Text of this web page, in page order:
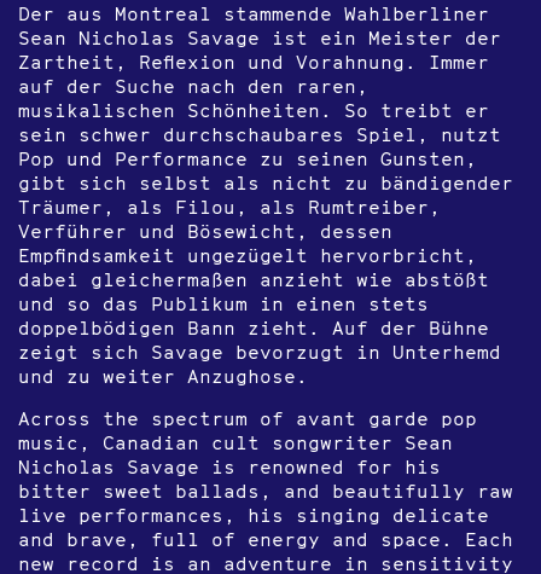
Der aus Montreal stammende Wahlberliner
Sean Nicholas Savage ist ein Meister der
Zartheit, Reflexion und Vorahnung. Immer
auf der Suche nach den raren,
musikalischen Schönheiten. So treibt er
sein schwer durchschaubares Spiel, nutzt
Pop und Performance zu seinen Gunsten,
gibt sich selbst als nicht zu bändigender
Träumer, als Filou, als Rumtreiber,
Verführer und Bösewicht, dessen
Empfindsamkeit ungezügelt hervorbricht,
dabei gleichermaßen anzieht wie abstößt
und so das Publikum in einen stets
doppelbödigen Bann zieht. Auf der Bühne
zeigt sich Savage bevorzugt in Unterhemd
und zu weiter Anzughose.
Across the spectrum of avant garde pop
music, Canadian cult songwriter Sean
Nicholas Savage is renowned for his
bitter sweet ballads, and beautifully raw
live performances, his singing delicate
and brave, full of energy and space. Each
new record is an adventure in sensitivity